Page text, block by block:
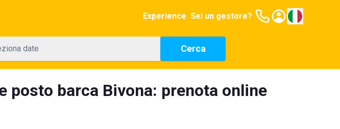
Experience Sei un gestore?
date Cerca
posto barca Bivona: prenota online